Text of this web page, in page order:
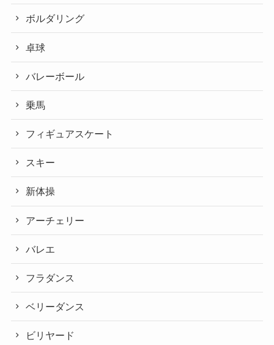
ボルダリング
卓球
バレーボール
乗馬
フィギュアスケート
スキー
新体操
アーチェリー
バレエ
フラダンス
ベリーダンス
ビリヤード